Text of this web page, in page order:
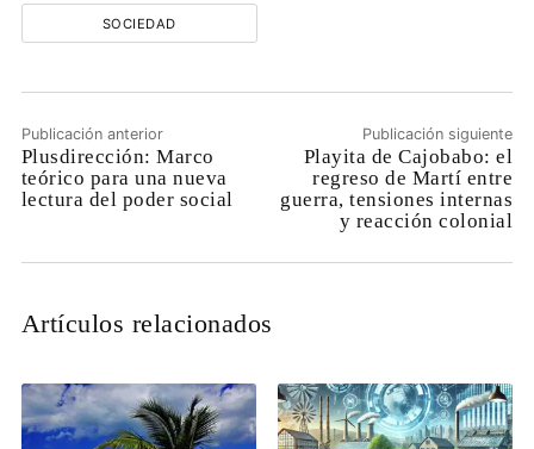
SOCIEDAD
Publicación anterior
Plusdirección: Marco
teórico para una nueva
lectura del poder social
Publicación siguiente
Playita de Cajobabo: el
regreso de Martí entre
guerra, tensiones internas
y reacción colonial
Artículos relacionados